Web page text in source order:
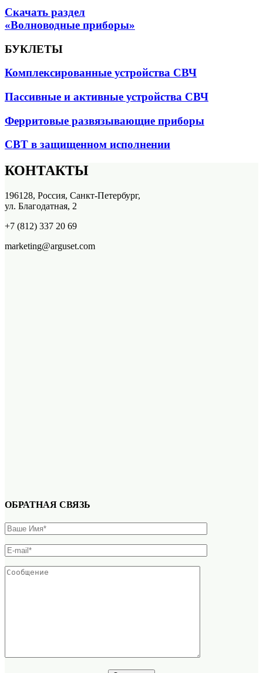
Скачать раздел
«Волноводные приборы»
БУКЛЕТЫ
Комплексированные устройства СВЧ
Пассивные и активные устройства СВЧ
Ферритовые развязывающие приборы
СВТ в защищенном исполнении
КОНТАКТЫ
196128, Россия, Санкт-Петербург,
ул. Благодатная, 2
+7 (812) 337 20 69
marketing@arguset.com
ОБРАТНАЯ СВЯЗЬ